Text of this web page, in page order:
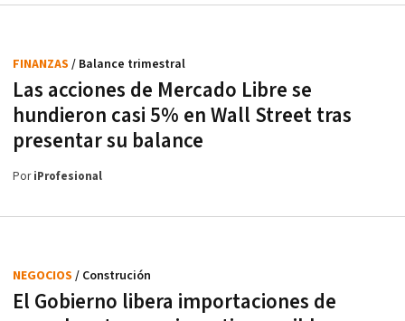
Las acciones de Mercado Libre se
hundieron casi 5% en Wall Street tras
presentar su balance
FINANZAS / Balance trimestral
PoriProfesional
El Gobierno libera importaciones de
NEGOCIOS / Construción